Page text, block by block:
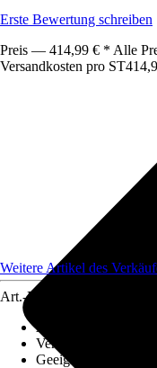
Erste Bewertung schreiben
Preis — 414,99 € * Alle
Versandkosten pro ST
Weitere Artikel des
Art.-Nr.
Ausführung
Ventilausstattung
3
Geeignet für